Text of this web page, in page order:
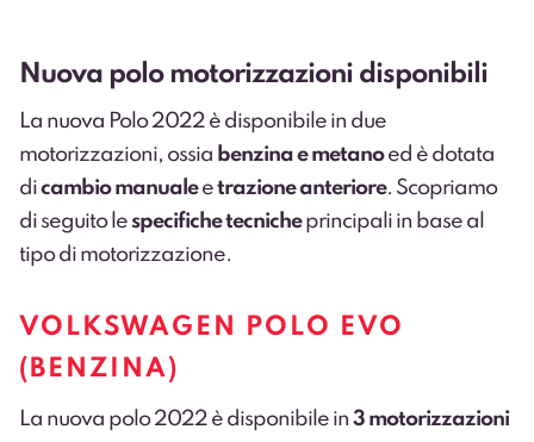
Nuova polo motorizzazioni disponibili
La nuova Polo 2022 è disponibile in due
motorizzazioni, ossia benzina e metanoed è dotata
dicambio manualeetrazione anteriore. Scopriamo
di seguito lespecifiche tecnicheprincipali in base al
tipo di motorizzazione.
VOLKSWAGEN POLO EVO
(BENZINA)
La nuova polo 2022 è disponibile in 3 motorizzazioni